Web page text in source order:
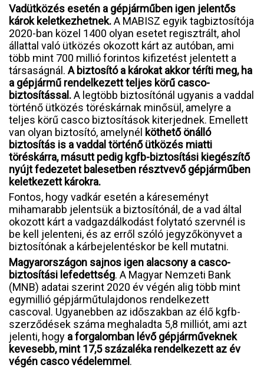
Vadütközés esetén a gépjárműben igen jelentős
károk keletkezhetnek.A MABISZ egyik tagbiztosítója
2020-ban közel 1400 olyan esetet regisztrált, ahol
állattal való ütközés okozott kárt az autóban, ami
több mint 700 millió forintos kifizetést jelentett a
társaságnál. A biztosító a károkat akkor téríti meg, ha
a gépjármű rendelkezett teljes körű casco-
biztosítással.A legtöbb biztosítónál ugyanis a vaddal
történő ütközés töréskárnak minősül, amelyre a
teljes körű casco biztosítások kiterjednek. Emellett
van olyan biztosító, amelynél köthető önálló
biztosítás is a vaddal történő ütközés miatti
töréskárra, másutt pedig kgfb-biztosítási kiegészítő
nyújt fedezetet balesetben résztvevő gépjárműben
keletkezett károkra.
Fontos, hogy vadkár esetén a káreseményt
mihamarabb jelentsük a biztosítónál, de a vad által
okozott kárt a vadgazdálkodást folytató szervnél is
be kell jelenteni, és az erről szóló jegyzőkönyvet a
biztosítónak a kárbejelentéskor be kell mutatni.
Magyarországon sajnos igen alacsony a casco-
biztosítási lefedettség. A Magyar Nemzeti Bank
(MNB) adatai szerint 2020 év végén alig több mint
egymillió gépjárműtulajdonos rendelkezett
cascoval. Ugyanebben az időszakban az élő kgfb-
szerződések száma meghaladta 5,8 milliót, ami azt
jelenti, hogy a forgalomban lévő gépjárműveknek
kevesebb, mint 17,5 százaléka rendelkezett az év
végén casco védelemmel.